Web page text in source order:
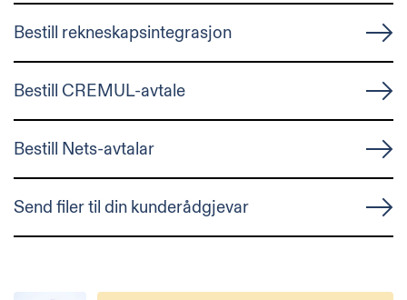
Bestill rekneskapsintegrasjon
Bestill CREMUL-avtale
Bestill Nets-avtalar
Send filer til din kunderådgjevar